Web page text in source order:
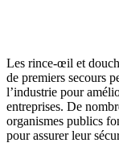
Les rince-œil et
de premiers secours
l’industrie pour
entreprises. De
organismes publics
pour assurer leur